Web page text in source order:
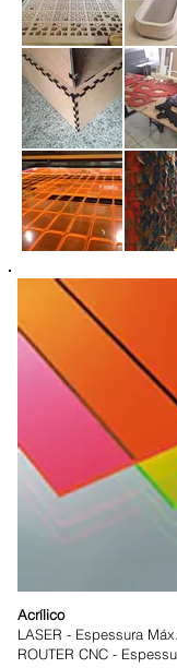
Acrílico
LASER - Espessura
ROUTER CNC -